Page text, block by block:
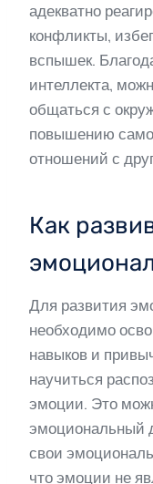
адекватно
конфликты,
вспышек.
интеллекта,
общаться с
повышению
отношений с
Как
Для развития
необходимо
навыков и
научиться
эмоции. Это
эмоциональный
свои
что эмоции не